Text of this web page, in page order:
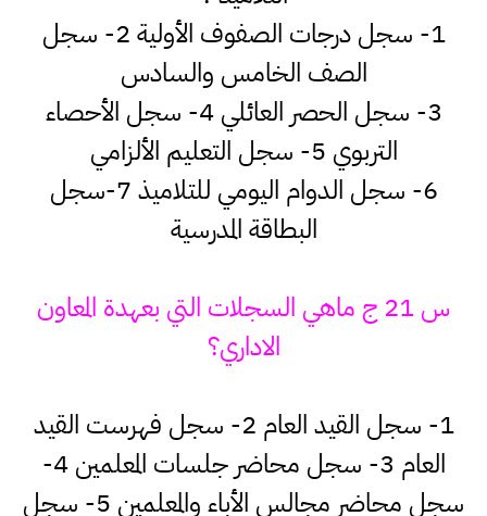
1- سجل درجات الصفوف الأولية 2- سجل
الصف الخامس والسادس
3- سجل الحصر العائلي 4- سجل الأحصاء
التربوي 5- سجل التعليم الألزامي
6- سجل الدوام اليومي للتلاميذ 7-سجل
البطاقة المدرسية
س 21 ج ماهي السجلات التي بعهدة المعاون
الاداري؟
1- سجل القيد العام 2- سجل فهرست القيد
العام 3- سجل محاضر جلسات المعلمين 4-
سجل محاضر مجالس الأباء والمعلمين 5- سجل